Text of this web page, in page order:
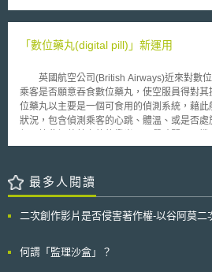
度。此規則將適用於所有媒體形式，包括互
消極選擇商品或服務的費用、用途等重要資訊
清晰且顯而易見的形式提供重要資訊，如收費條件
明確同意：向消費者收費前，銷售者必須取得
同意。 4. 未提供簡易取消機制：未提供簡單的機制來取消消極選擇功能，
並且立即停止收費。 此規則具體實施時間，將於聯邦公報上公佈後180天
（即2025年5月14日）生效。該規則施行後，
環境，確保消費者不會因複雜的取消流程而
選擇模式進行的不當商業行為。
交通：目標是成為運輸效率更高的社會，以
質量，提升效能和互動性，降低成本和資源
包括糧食供應管理、能源問題、及循環生物經濟轉型。 四、
過醫療、商業和學術界合作，研發創新藥物，
並運用數位技術為強化。 五、新材料：為刺激瑞典工業的廣泛數位化運
用，必須在各種成熟行業、新創公司和研究
的產業競爭力。
「數位藥丸(digital pill)」新運用
英國航空公司(British Airways)近來對數位
乘客是否願意吞食數位藥丸，使空服員得對其提
位藥丸以主要是一個可食用的偵測系統，藉
狀況，包含偵測乘客的心跳、體溫、或是否
「為了提升乘客旅遊品質」的系統現在被寫
緊張、冷熱或感到不舒適，並通知機員。依據
創造一個App，協助乘客改善整體旅遊品質，
最多人閱讀
二次創作影片是否侵害著作權-以谷阿莫二
何謂「監理沙盒」？